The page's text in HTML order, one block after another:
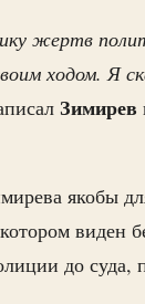
жертв
ходом. Я
Зимирев
якобы
до суда,